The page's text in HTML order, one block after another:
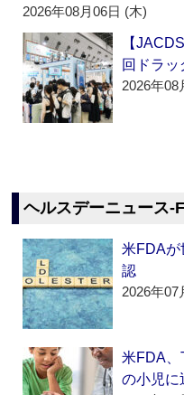
2026年08月06日 (木)
【
回ドラッ
2026年08
ヘルスデーニュース
米FDAが
認
2026年07
米FDA、
の小児に